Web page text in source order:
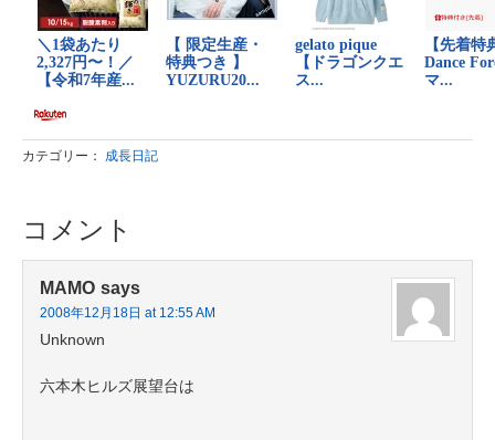
カテゴリー： 成長日記
コメント
MAMO says
2008年12月18日 at 12:55 AM
Unknown
六本木ヒルズ展望台は